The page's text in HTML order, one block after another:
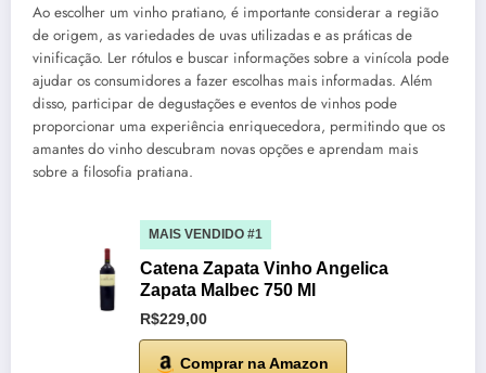
Ao escolher um vinho pratiano, é importante considerar a região
de origem, as variedades de uvas utilizadas e as práticas de
vinificação. Ler rótulos e buscar informações sobre a vinícola pode
ajudar os consumidores a fazer escolhas mais informadas. Além
disso, participar de degustações e eventos de vinhos pode
proporcionar uma experiência enriquecedora, permitindo que os
amantes do vinho descubram novas opções e aprendam mais
sobre a filosofia pratiana.
MAIS VENDIDO #1
Catena Zapata Vinho Angelica
Zapata Malbec 750 Ml
R$229,00
Comprar na Amazon